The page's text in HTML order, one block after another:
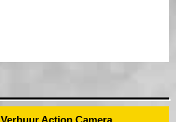
Verhuur Action Camera